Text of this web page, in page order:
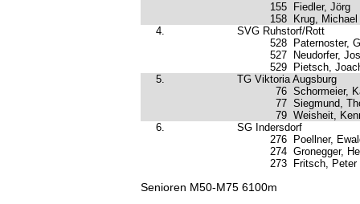
155
Fiedler, Jörg
158
Krug, Michael
4.
SVG Ruhstorf/Rott
528
Paternoster,
527
Neudorfer,
529
Pietsch,
5.
TG Viktoria Augsburg
76 Schormeier,
77 Siegmund,
79 Weisheit,
6.
SG Indersdorf
276
Poellner,
274 Gronegger,
273
Fritsch, Peter
Senioren M50-M75 6100m